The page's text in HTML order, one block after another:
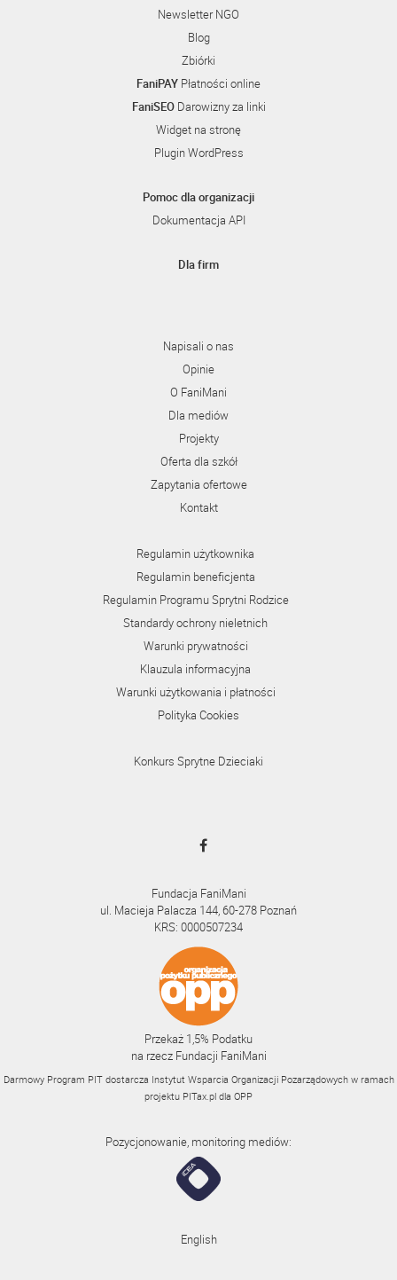
Newsletter NGO
Blog
Zbiórki
FaniPAY Płatności online
FaniSEODarowizny za linki
Widget na stronę
Plugin WordPress
Pomoc dla organizacji
Dokumentacja API
Dla firm
Napisali o nas
Opinie
O FaniMani
Dla mediów
Projekty
Oferta dla szkół
Zapytania ofertowe
Kontakt
Regulamin użytkownika
Regulamin beneficjenta
Regulamin Programu Sprytni Rodzice
Standardy ochrony nieletnich
Warunki prywatności
Klauzula informacyjna
Warunki użytkowania i płatności
Polityka Cookies
Konkurs Sprytne Dzieciaki
Fundacja FaniMani
ul. Macieja Palacza 144, 60-278 Poznań
KRS: 0000507234
Przekaż 1,5% Podatku
na rzecz Fundacji FaniMani
Darmowy Program PIT dostarcza Instytut Wsparcia Organizacji Pozarządowych w ramach
projektu PITax.pl dla OPP
Pozycjonowanie, monitoring mediów:
English